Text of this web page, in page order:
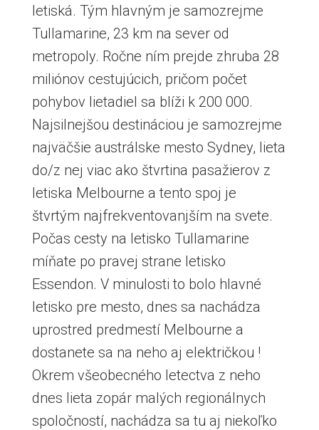
letiská. Tým hlavným je samozrejme
Tullamarine, 23 km na sever od
metropoly. Ročne ním prejde zhruba 28
miliónov cestujúcich, pričom počet
pohybov lietadiel sa blíži k 200 000.
Najsilnejšou destináciou je samozrejme
najväčšie austrálske mesto Sydney, lieta
do/z nej viac ako štvrtina pasažierov z
letiska Melbourne a tento spoj je
štvrtým najfrekventovanjším na svete.
Počas cesty na letisko Tullamarine
míňate po pravej strane letisko
Essendon. V minulosti to bolo hlavné
letisko pre mesto, dnes sa nachádza
uprostred predmestí Melbourne a
dostanete sa na neho aj električkou !
Okrem všeobecného letectva z neho
dnes lieta zopár malých regionálnych
spoločností, nachádza sa tu aj niekoľko